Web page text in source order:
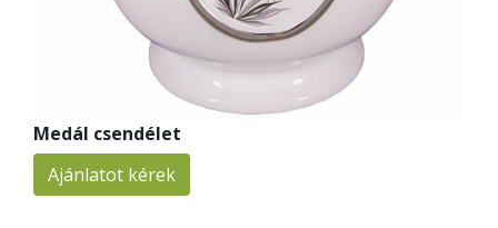
Medál csendélet
Ajánlatot kérek